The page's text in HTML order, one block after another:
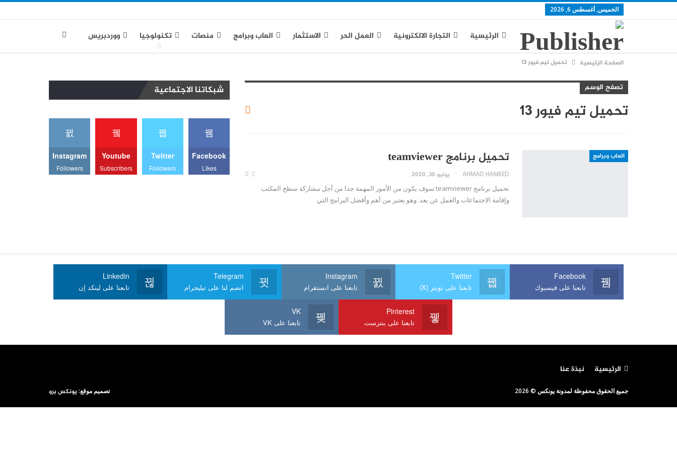
الخميس, أغسطس 6, 2026
الرئيسية التجارة الالكترونية العمل الحر الاستثمار العاب وبرامج منصات تكنولوجيا ووردبريس
الصفحة الرئيسية تحميل تيم فيور 13
تصفح الوسم
تحميل تيم فيور 13
العاب وبرامج تحميل برنامج teamviewer
AHMAD HAMEED يوليو 30, 2020
تحميل برنامج teamviewer سوف يكون من الأمور المهمة جدا من أجل مشاركة سطح المكتب
وإقامة الاجتماعات والعمل عن بعد. وهو يعتبر من أهم وأفضل البرامج التي
شبكاتنا الاجتماعية
Facebook
Likes
Twitter
Followers
Youtube
Subscribers
Instagram
Followers
Facebook
تابعنا على فيسبوك
Twitter
تابعنا على تويتر (X)
Instagram
تابعنا على انستقرام
Telegram
انضم لنا على تيليجرام
Linkedin
تابعنا على لينكد إن
Pinterest
تابعنا على بنترست
VK
تابعنا على VK
الرئيسية نبذة عنا
جميع الحقوق محفوظة لمدونة يونكس © 2026 تصميم موقع: يونكس برو